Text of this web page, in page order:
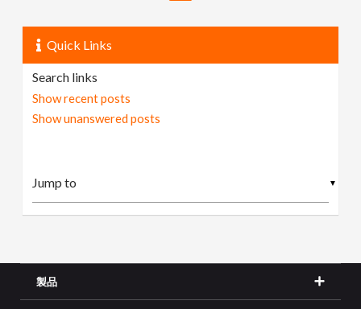
Quick Links
Search links
Show recent posts
Show unanswered posts
▼
製品